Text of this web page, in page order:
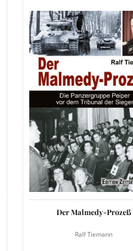
Der Malmedy-Prozeß
Ralf Tiemann